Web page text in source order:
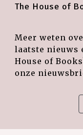
The House of
Meer weten
laatste nieuws
House of
onze